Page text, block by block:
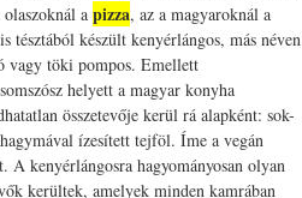
a pizza, az a magyaroknál a
tésztából készült kenyérlángos, más néven
vagy töki pompos. Emellett
helyett a magyar konyha
összetevője kerül rá alapként: sok-
ízesített tejföl. Íme a vegán
A kenyérlángosra hagyományosan olyan
kerültek, amelyek minden kamrában